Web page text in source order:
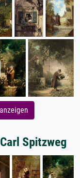
Spitzweg